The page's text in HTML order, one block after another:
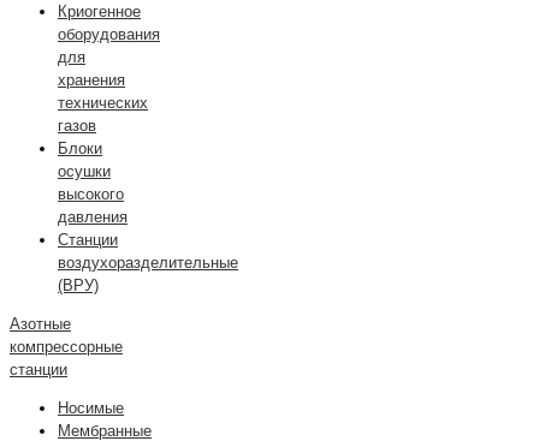
Криогенное
оборудования
для
хранения
технических
газов
Блоки
осушки
высокого
давления
Станции
воздухоразделительные
(ВРУ)
Азотные
компрессорные
станции
Носимые
Мембранные